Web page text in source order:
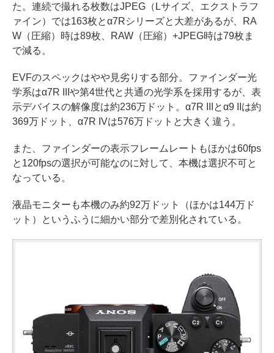
た。連続で撮れる枚数はJPEG（Lサイズ、エクストラフ
ァイン）では163枚とα7Rシリーズと大差があるが、RA
W（圧縮）時は89枚、RAW（圧縮）+JPEG時は79枚ま
で減る。
EVFのスペックはやや見劣りする部分。ファインダー光
学系はα7R IIIや第4世代と共通の光学系を採用するが、表
示デバイスの解像度は約236万ドット。α7R IIIとα9 IIは約
369万ドット、α7R IVは576万ドットと大きく違う。
また、ファインダーの表示フレームレートもほかは60fps
と120fpsの選択が可能なのに対して、本機は選択不可と
なっている。
液晶モニターも本機のみ約92万ドット（ほかは144万ド
ット）というふうに細かい部分で差別化されている。